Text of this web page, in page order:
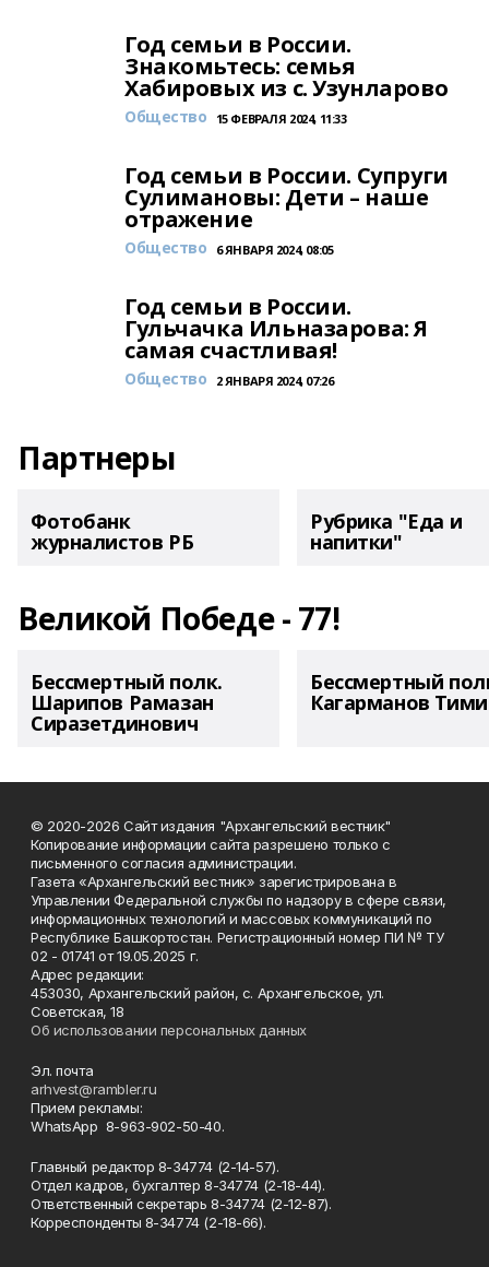
Год семьи в России.
Знакомьтесь: семья
Хабировых из с. Узунларово
Общество 15 ФЕВРАЛЯ 2024, 11:33
Год семьи в России. Супруги
Сулимановы: Дети – наше
отражение
Общество 6 ЯНВАРЯ 2024, 08:05
Год семьи в России.
Гульчачка Ильназарова: Я
самая счастливая!
Общество 2 ЯНВАРЯ 2024, 07:26
Партнеры
Фотобанк
журналистов РБ
Рубрика "Еда и
напитки"
Великой Победе - 77!
Бессмертный полк.
Шарипов Рамазан
Сиразетдинович
Бессмертный
Кагарманов
© 2020-2026 Сайт издания "Архангельский вестник"
Копирование информации сайта разрешено только с
письменного согласия администрации.
Газета «Архангельский вестник» зарегистрирована в
Управлении Федеральной службы по надзору в сфере связи,
информационных технологий и массовых коммуникаций по
Республике Башкортостан. Регистрационный номер ПИ № ТУ
02 - 01741 от 19.05.2025 г.
Адрес редакции:
453030, Архангельский район, с. Архангельское, ул.
Советская, 18
Об использовании персональных данных
Эл. почта
arhvest@rambler.ru
Прием рекламы:
WhatsApp 8-963-902-50-40.
Главный редактор 8-34774 (2-14-57).
Отдел кадров, бухгалтер 8-34774 (2-18-44).
Ответственный секретарь 8-34774 (2-12-87).
Корреспонденты 8-34774 (2-18-66).